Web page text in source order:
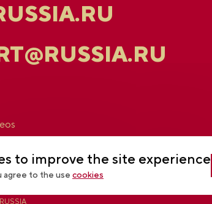
to improve the site experience
agree to the usecookies